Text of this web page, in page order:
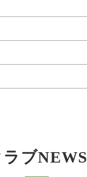
ブNEWS